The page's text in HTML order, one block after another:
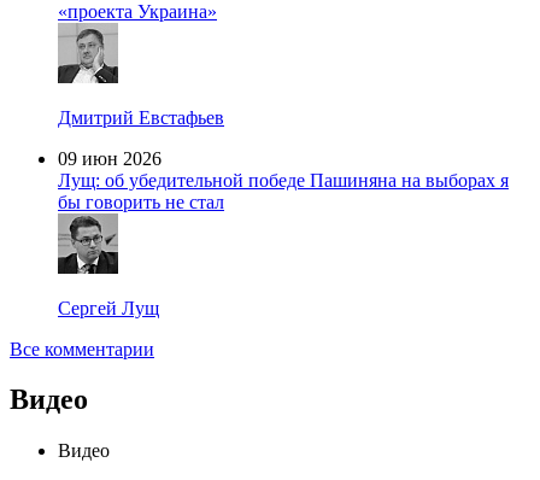
«проекта Украина»
Дмитрий Евстафьев
09 июн 2026
Лущ: об убедительной победе Пашиняна на выборах я
бы говорить не стал
Сергей Лущ
Все комментарии
Видео
Видео